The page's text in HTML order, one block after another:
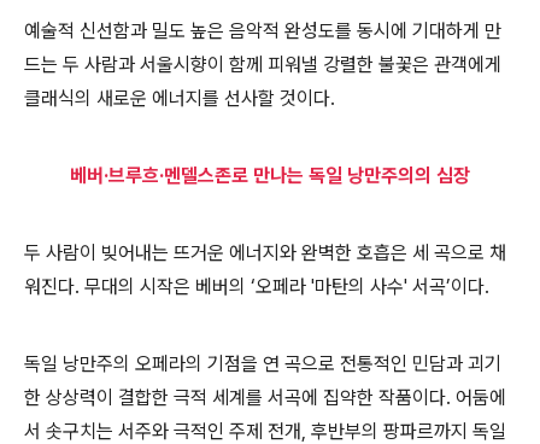
예술적 신선함과 밀도 높은 음악적 완성도를 동시에 기대하게 만
드는 두 사람과 서울시향이 함께 피워낼 강렬한 불꽃은 관객에게
클래식의 새로운 에너지를 선사할 것이다.
베버·브루흐·멘델스존로 만나는 독일 낭만주의의 심장
두 사람이 빚어내는 뜨거운 에너지와 완벽한 호흡은 세 곡으로 채
워진다. 무대의 시작은 베버의 ‘오페라 '마탄의 사수' 서곡’이다.
독일 낭만주의 오페라의 기점을 연 곡으로 전통적인 민담과 괴기
한 상상력이 결합한 극적 세계를 서곡에 집약한 작품이다. 어둠에
서 솟구치는 서주와 극적인 주제 전개, 후반부의 팡파르까지 독일